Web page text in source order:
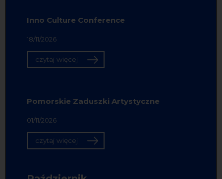
Inno Culture Conference
18/11/2026
czytaj więcej
Pomorskie Zaduszki Artystyczne
01/11/2026
czytaj więcej